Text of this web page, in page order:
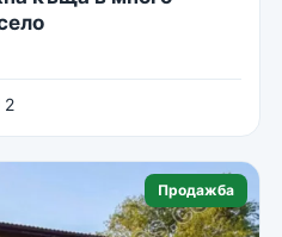
2
Продажба